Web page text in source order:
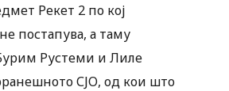
Рекет 2 по кој
постапува, а таму
Рустеми и Лиле
СЈО, од кои што